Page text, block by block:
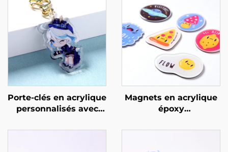
Porte-clés en acrylique
personnalisés avec
Magnets en acrylique
époxy